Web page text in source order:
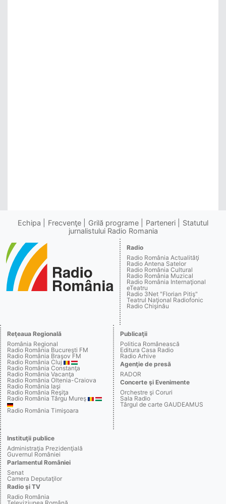
Echipa Frecvenţe Grilă programe Parteneri
Statutul
jurnalistului Radio Romania
Radio
Radio România Actualităţi
Radio Antena Satelor
Radio România Cultural
Radio România Muzical
Radio România Internaţional
eTeatru
Radio 3Net "Florian Pitiş"
Teatrul Naţional Radiofonic
Radio Chişinău
Reţeaua Regională
România Regional
Radio România Bucureşti FM
Radio România Braşov FM
Radio România Cluj
Radio România Constanţa
Radio România Vacanţa
Radio România Oltenia-Craiova
Radio România Iaşi
Radio România Reşiţa
Radio România Târgu Mureş
Radio România Timişoara
Publicaţii
Politica Românească
Editura Casa Radio
Radio Arhive
Agenţie de presă
RADOR
Concerte şi Evenimente
Orchestre şi Coruri
Sala Radio
Târgul de carte GAUDEAMUS
Instituţii publice
Administraţia Prezidenţială
Guvernul României
Parlamentul României
Senat
Camera Deputaţilor
Radio şi TV
Radio România